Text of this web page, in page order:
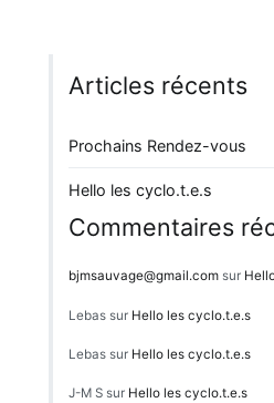
Articles récents
Prochains Rendez-vous
Hello les cyclo.t.e.s
Commentaires
bjmsauvage@gmail.com sur
Lebas sur Hello les cyclo.t.e.s
Lebas sur Hello les cyclo.t.e.s
J-M S sur Hello les cyclo.t.e.s